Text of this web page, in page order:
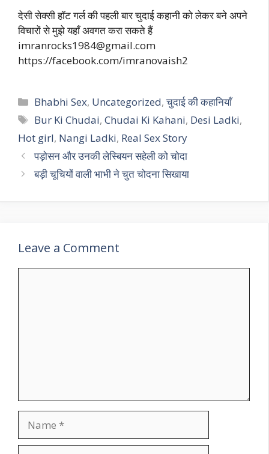
देसी सेक्सी हॉट गर्ल की पहली बार चुदाई कहानी को लेकर बने अपने
विचारों से मुझे यहाँ अवगत करा सकते हैं
imranrocks1984@gmail.com
https://facebook.com/imranovaish2
Categories
Bhabhi Sex, Uncategorized,चुदाई की कहानियाँ
Tags
Bur Ki Chudai,Chudai Ki Kahani, Desi Ladki,
Hot girl, Nangi Ladki, Real Sex Story
पड़ोसन और उनकी लेस्बियन सहेली को चोदा
बड़ी चूचियों वाली भाभी ने चुत चोदना सिखाया
Leave a Comment